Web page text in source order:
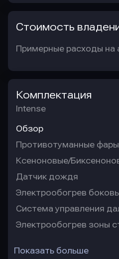
Стоимость
Примерные расходы на
Комплектация
Intense
Обзор
Противотуманные фары
Ксеноновые/
Датчик дождя
Электрообогрев
Система управления
Электрообогрев зоны
Показать больше